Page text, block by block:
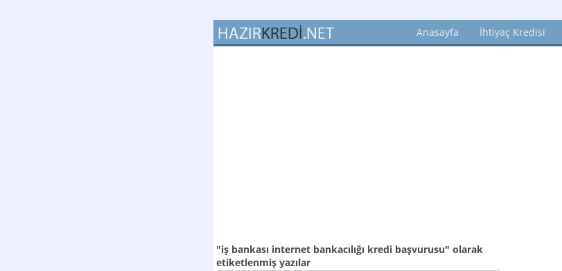
Anasayfa İhtiyaç Kredisi
"iş bankası internet bankacılığı kredi başvurusu" olarak
etiketlenmiş yazılar